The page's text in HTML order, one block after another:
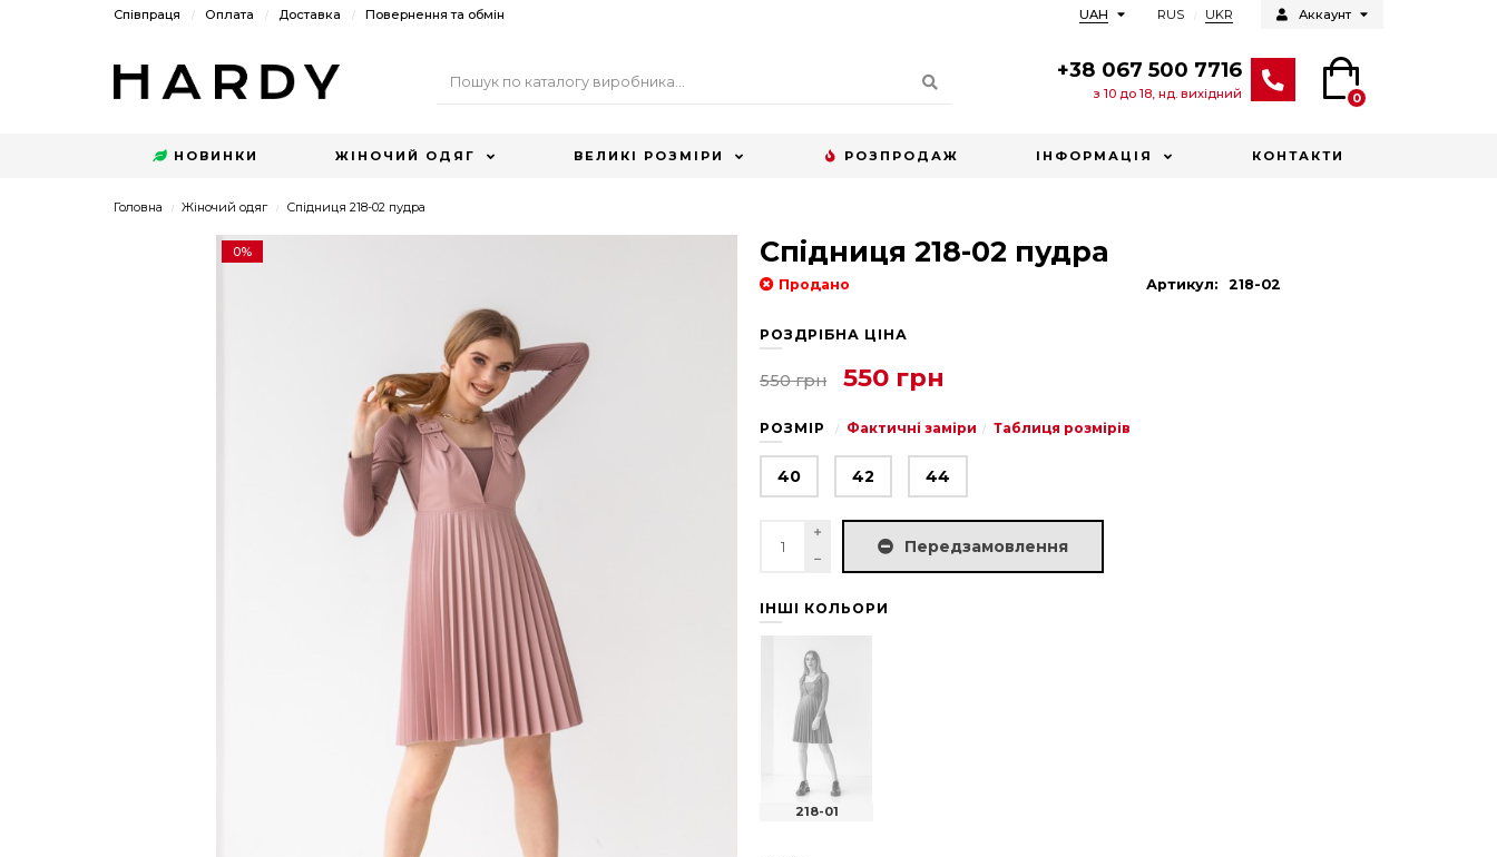
Аккаунт
RUS UKR
UAH
Співпраця Оплата Доставка Повернення та обмін
+38 067 500 7716
з 10 до 18, нд. вихідний 0
НОВИНКИ ЖІНОЧИЙ ОДЯГ ВЕЛИКІ РОЗМІРИ РОЗПРОДАЖ ІНФОРМАЦІЯ КОНТАКТИ
Головна Жіночий одяг Спідниця 218-02 пудра
0% Спідниця 218-02 пудра
Продано Артикул: 218-02
РОЗДРІБНА ЦІНА
550 грн 550 грн
РОЗМІР Фактичні заміри Таблиця розмірів
40 42 44
Передзамовлення
ІНШІ КОЛЬОРИ
218-01